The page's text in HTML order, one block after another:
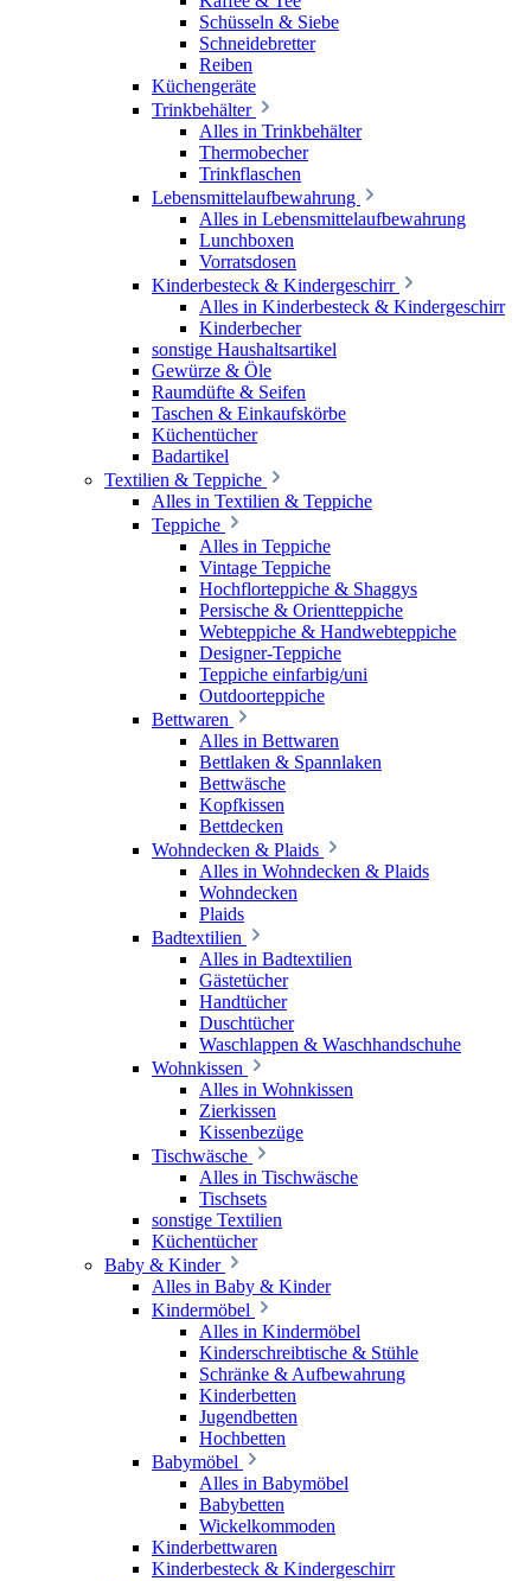
Schüsseln & Siebe
Schneidebretter
Reiben
Küchengeräte
Trinkbehälter
Alles in Trinkbehälter
Thermobecher
Trinkflaschen
Lebensmittelaufbewahrung
Alles in Lebensmittelaufbewahrung
Lunchboxen
Vorratsdosen
Kinderbesteck & Kindergeschirr
Alles in Kinderbesteck & Kindergeschirr
Kinderbecher
sonstige Haushaltsartikel
Gewürze & Öle
Raumdüfte & Seifen
Taschen & Einkaufskörbe
Küchentücher
Badartikel
Textilien & Teppiche
Alles in Textilien & Teppiche
Teppiche
Alles in Teppiche
Vintage Teppiche
Hochflorteppiche & Shaggys
Persische & Orientteppiche
Webteppiche & Handwebteppiche
Designer-Teppiche
Teppiche einfarbig/uni
Outdoorteppiche
Bettwaren
Alles in Bettwaren
Bettlaken & Spannlaken
Bettwäsche
Kopfkissen
Bettdecken
Wohndecken & Plaids
Alles in Wohndecken & Plaids
Wohndecken
Plaids
Badtextilien
Alles in Badtextilien
Gästetücher
Handtücher
Duschtücher
Waschlappen & Waschhandschuhe
Wohnkissen
Alles in Wohnkissen
Zierkissen
Kissenbezüge
Tischwäsche
Alles in Tischwäsche
Tischsets
sonstige Textilien
Küchentücher
Baby & Kinder
Alles in Baby & Kinder
Kindermöbel
Alles in Kindermöbel
Kinderschreibtische & Stühle
Schränke & Aufbewahrung
Kinderbetten
Jugendbetten
Hochbetten
Babymöbel
Alles in Babymöbel
Babybetten
Wickelkommoden
Kinderbettwaren
Kinderbesteck & Kindergeschirr